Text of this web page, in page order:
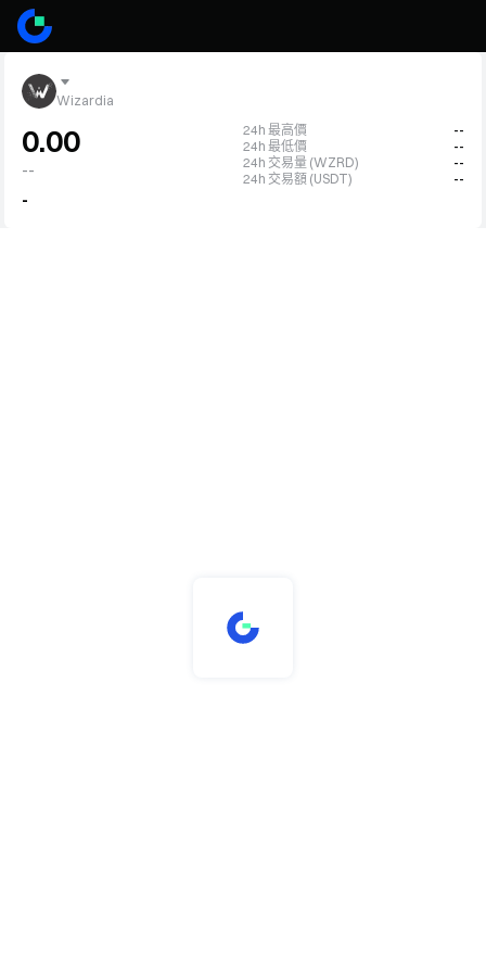
Wizardia
0.00
--
-
24h 最高價
--
24h 最低價
--
24h 交易量 (WZRD)
--
24h 交易額 (USDT)
--